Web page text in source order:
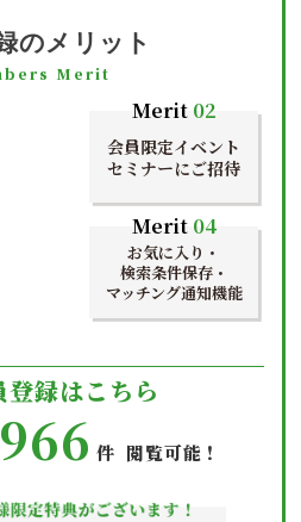
のメリット
Merit
Merit02
会員限定イベント
セミナーにご招待
Merit04
お気に入り・
検索条件保存・
マッチング通知機能
録はこちら
966 件 閲覧可能！